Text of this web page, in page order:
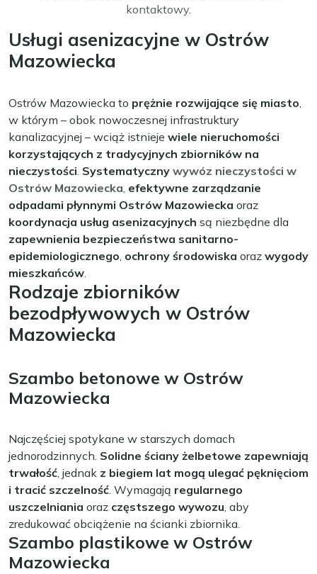
kontaktowy.
Usługi asenizacyjne w Ostrów
Mazowiecka
Ostrów Mazowiecka to prężnie rozwijające się miasto,
w którym – obok nowoczesnej infrastruktury
kanalizacyjnej – wciąż istnieje wiele nieruchomości
korzystających z tradycyjnych zbiorników na
nieczystości. Systematyczny wywóz nieczystości w
Ostrów Mazowiecka, efektywne zarządzanie
odpadami płynnymi Ostrów Mazowiecka oraz
koordynacja usług asenizacyjnych są niezbędne dla
zapewnienia bezpieczeństwa sanitarno-
epidemiologicznego, ochrony środowiska oraz wygody
mieszkańców.
Rodzaje zbiorników
bezodpływowych w Ostrów
Mazowiecka
Szambo betonowe w Ostrów
Mazowiecka
Najczęściej spotykane w starszych domach
jednorodzinnych. Solidne ściany żelbetowe zapewniają
trwałość, jednak z biegiem lat mogą ulegać pęknięciom
i tracić szczelność. Wymagają regularnego
uszczelniania oraz częstszego wywozu, aby
zredukować obciążenie na ścianki zbiornika.
Szambo plastikowe w Ostrów
Mazowiecka